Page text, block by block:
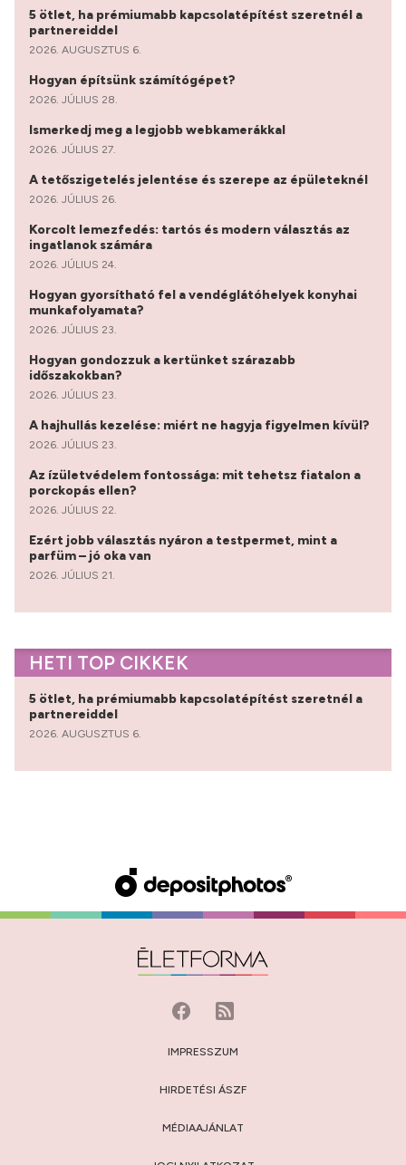
5 ötlet, ha prémiumabb kapcsolatépítést szeretnél a
partnereiddel
2026. AUGUSZTUS 6.
Hogyan építsünk számítógépet?
2026. JÚLIUS 28.
Ismerkedj meg a legjobb webkamerákkal
2026. JÚLIUS 27.
A tetőszigetelés jelentése és szerepe az épületeknél
2026. JÚLIUS 26.
Korcolt lemezfedés: tartós és modern választás az
ingatlanok számára
2026. JÚLIUS 24.
Hogyan gyorsítható fel a vendéglátóhelyek konyhai
munkafolyamata?
2026. JÚLIUS 23.
Hogyan gondozzuk a kertünket szárazabb
időszakokban?
2026. JÚLIUS 23.
A hajhullás kezelése: miért ne hagyja figyelmen kívül?
2026. JÚLIUS 23.
Az ízületvédelem fontossága: mit tehetsz fiatalon a
porckopás ellen?
2026. JÚLIUS 22.
Ezért jobb választás nyáron a testpermet, mint a
parfüm – jó oka van
2026. JÚLIUS 21.
HETI TOP CIKKEK
5 ötlet, ha prémiumabb kapcsolatépítést szeretnél a
partnereiddel
2026. AUGUSZTUS 6.
IMPRESSZUM
HIRDETÉSI ÁSZF
MÉDIAAJÁNLAT